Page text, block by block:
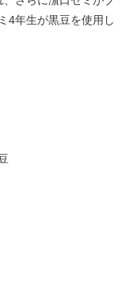
4年生が黒豆を使用し